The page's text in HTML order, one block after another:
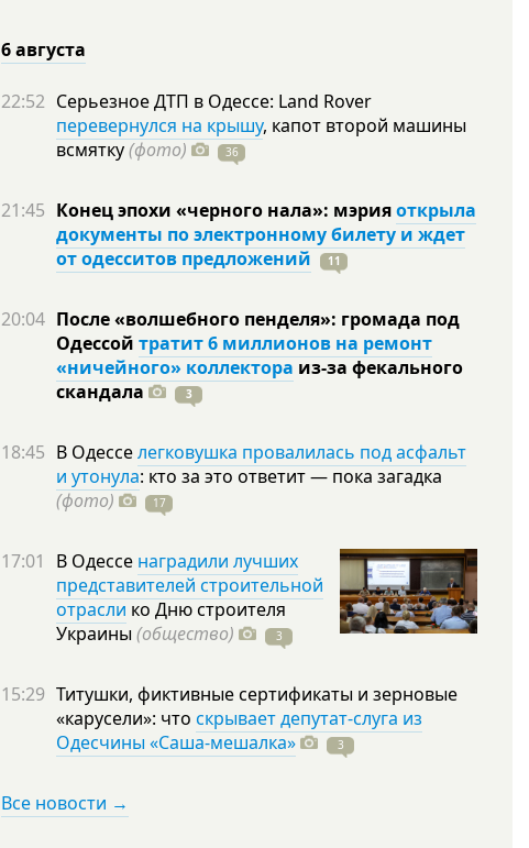
6 августа
22:52 Серьезное ДТП в Одессе: Land Rover
перевернулся на крышу, капот второй машины
всмятку(фото) 36
21:45 Конец эпохи «черного нала»: мэрияоткрыла
документы по электронному билету и ждет
от одесситов предложений
11
20:04 После «волшебного пенделя»: громада под
Одессой тратит 6 миллионов на ремонт
«ничейного» коллектора из-за фекального
скандала
3
18:45 В Одесселегковушка провалилась под асфальт
и утонула: кто за это ответит — пока загадка
(фото)
17
17:01 В Одессе наградили лучших
представителей строительной
отрасли ко Дню строителя
Украины (общество) 3
15:29 Титушки, фиктивные сертификаты и зерновые
«карусели»: что скрывает депутат-слуга из
Одесчины «Саша-мешалка»
3
Все новости →